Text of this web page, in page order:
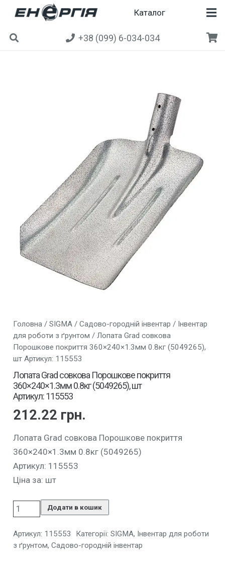
Каталог
+38 (099) 6-034-034
Головна/ SIGMA/ Садово-городній інвентар / Інвентар
для роботи з ґрунтом / Лопата Grad совкова
Порошкове покриття 360×240×1.3мм 0.8кг (5049265),
шт Артикул: 115553
Лопата Grad совкова Порошкове покриття
360×240×1.3мм 0.8кг (5049265), шт
Артикул: 115553
212.22 грн.
Лопата Grad совкова Порошкове покриття
360×240×1.3мм 0.8кг (5049265)
Артикул: 115553
Ціна за: шт
Додати в кошик
Артикул: 115553 Категорії: SIGMA, Інвентар для роботи
з ґрунтом, Садово-городній інвентар